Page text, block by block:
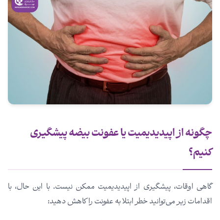
چگونه از اپیدیدیمیت یا عفونت بیضه پیشگیری
کنیم؟
گاهی اوقات، پیشگیری از اپیدیدیمیت ممکن نیست. با این حال، با
اقدامات زیر می‌توانید خطر ابتلا به عفونت را کاهش دهید: